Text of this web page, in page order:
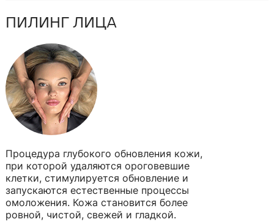
ПИЛИНГ ЛИЦА
Процедура глубокого обновления кожи,
при которой удаляются ороговевшие
клетки, стимулируется обновление и
запускаются естественные процессы
омоложения. Кожа становится более
ровной, чистой, свежей и гладкой.